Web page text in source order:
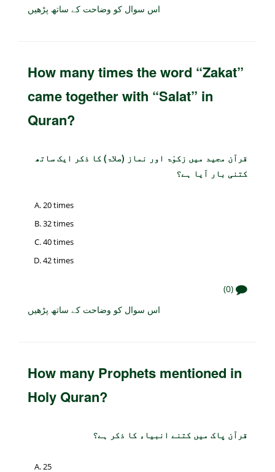
اس سوال کو وضاحت کے ساتھ پڑھیں
How many times the word “Zakat”
came together with “Salat” in
Quran?
قرآن مجید میں زکوٰۃ اور نماز (صلاۃ) کا ذکر ایک ساتھ
کتنی بار آیا ہے؟
20 times
32 times
40 times
42 times
(0)
اس سوال کو وضاحت کے ساتھ پڑھیں
How many Prophets mentioned in
Holy Quran?
قرآن پاک میں کتنے انبیاء کا ذکر ہے؟
25